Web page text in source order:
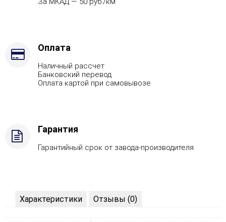
Оплата
Наличный рассчет
Банковский перевод
Оплата картой при самовывозе
Гарантия
Гарантийный срок от завода-производителя
Характеристики Отзывы (0)